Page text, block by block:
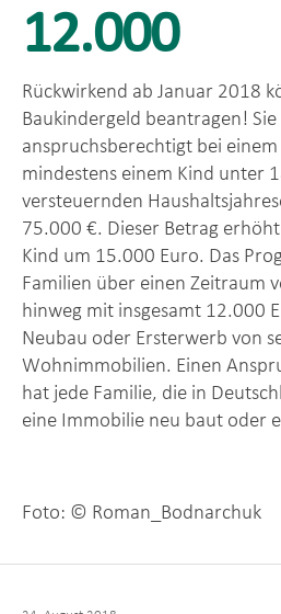
12.000
Rückwirkend ab Januar 2018
Baukindergeld beantragen! Sie
anspruchsberechtigt bei
mindestens einem Kind unter
versteuernden
75.000 €. Dieser Betrag
Kind um 15.000 Euro. Das
Familien über einen Zeitraum
hinweg mit insgesamt 12.000
Neubau oder Ersterwerb von
Wohnimmobilien. Einen
hat jede Familie, die in
eine Immobilie neu baut oder
Foto: © Roman_Bodnarchuk